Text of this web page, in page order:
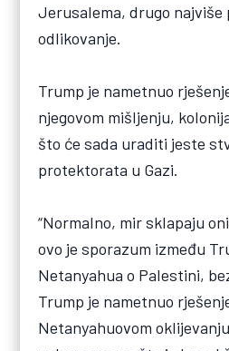
Jerusalema, drugo najviše
odlikovanje.
Trump je nametnuo
njegovom mišljenju,
što će sada uraditi jeste
protektorata u Gazi.
“Normalno, mir sklapaju
ovo je sporazum između
Netanyahua o Palestini,
Trump je nametnuo
Netanyahuovom